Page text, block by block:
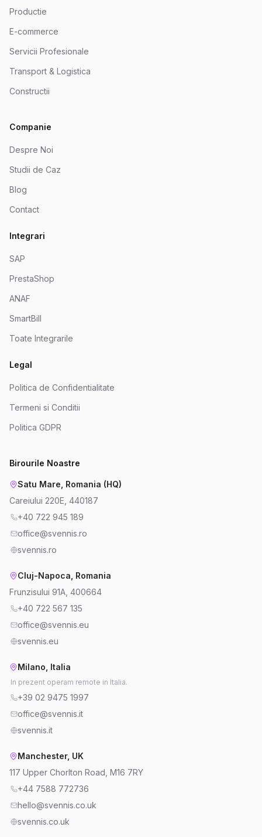
Productie
E-commerce
Servicii Profesionale
Transport & Logistica
Constructii
Companie
Despre Noi
Studii de Caz
Blog
Contact
Integrari
SAP
PrestaShop
ANAF
SmartBill
Toate Integrarile
Legal
Politica de Confidentialitate
Termeni si Conditii
Politica GDPR
Birourile Noastre
Satu Mare, Romania (HQ)
Careiului 220E, 440187
+40 722 945 189
office@svennis.ro
svennis.ro
Cluj-Napoca, Romania
Frunzisului 91A, 400664
+40 722 567 135
office@svennis.eu
svennis.eu
Milano, Italia
In prezent operam remote in Italia.
+39 02 9475 1997
office@svennis.it
svennis.it
Manchester, UK
117 Upper Chorlton Road, M16 7RY
+44 7588 772736
hello@svennis.co.uk
svennis.co.uk